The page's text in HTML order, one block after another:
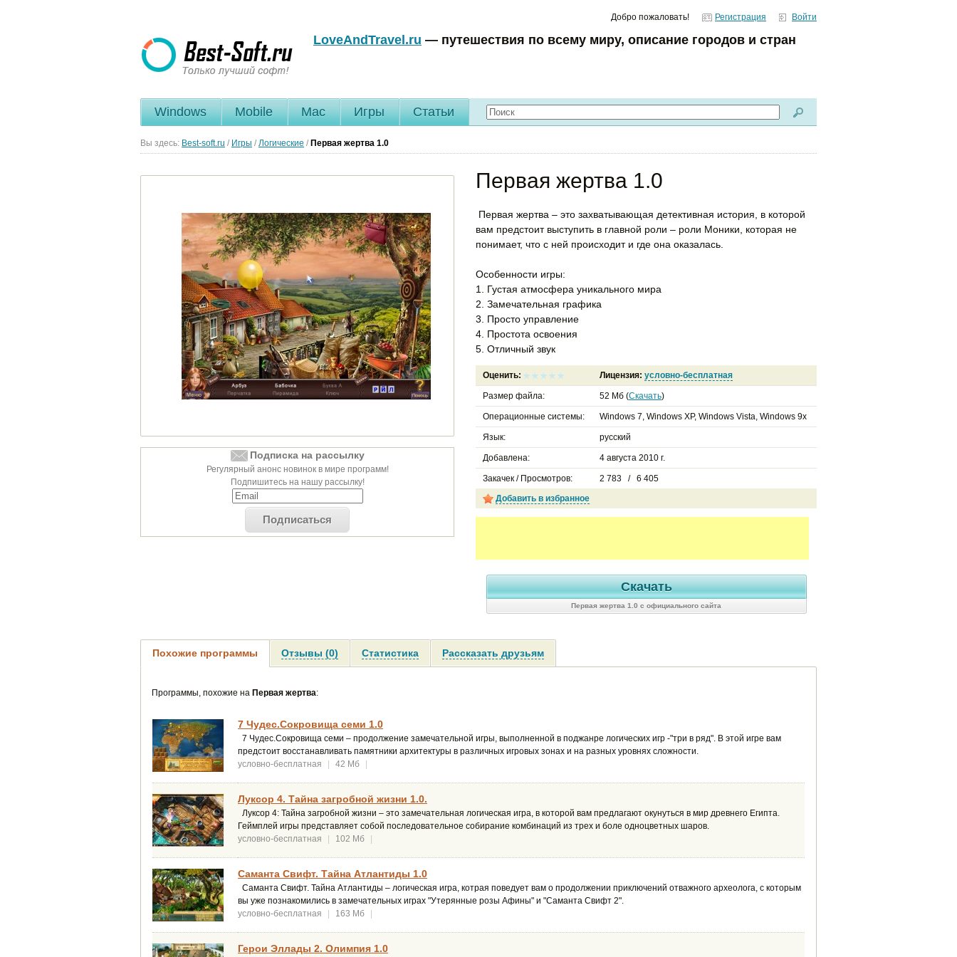
Добро пожаловать! Регистрация Войти
LoveAndTravel.ru — путешествия по всему миру, описание городов и стран
Windows Mobile Mac Игры Статьи
Вы здесь: Best-soft.ru / Игры / Логические / Первая жертва 1.0
Подписка на рассылку
Регулярный анонс новинок в мире программ!
Подпишитесь на нашу рассылку!
Подписаться
Первая жертва 1.0
Первая жертва – это захватывающая детективная история, в которой
вам предстоит выступить в главной роли – роли Моники, которая не
понимает, что с ней происходит и где она оказалась.
Особенности игры:
1. Густая атмосфера уникального мира
2. Замечательная графика
3. Просто управление
4. Простота освоения
5. Отличный звук
Оценить: Лицензия: условно-бесплатная
Размер файла: 52 Мб (Скачать)
Операционные системы: Windows 7, Windows XP, Windows Vista, Windows 9x
Язык: русский
Добавлена: 4 августа 2010 г.
Закачек / Просмотров:
2 783 / 6 405
Добавить в избранное
Скачать
Первая жертва 1.0 с официального сайта
Похожие программы Отзывы (0) Статистика Рассказать друзьям
Программы, похожие на Первая жертва:
7 Чудес.Сокровища семи 1.0
7 Чудес.Сокровища семи – продолжение замечательной игры, выполненной в поджанре логических игр -"три в ряд". В этой игре вам
предстоит восстанавливать памятники архитектуры в различных игровых зонах и на разных уровнях сложности.
условно-бесплатная
| 42 Мб |
Луксор 4. Тайна загробной жизни 1.0.
Луксор 4: Тайна загробной жизни – это замечательная логическая игра, в которой вам предлагают окунуться в мир древнего Египта.
Геймплей игры представляет собой последовательное собирание комбинаций из трех и боле одноцветных шаров.
условно-бесплатная
| 102 Мб |
Саманта Свифт. Тайна Атлантиды 1.0
Саманта Свифт. Тайна Атлантиды – логическая игра, котрая поведует вам о продолжении приключений отважного археолога, с которым
вы уже познакомились в замечательных играх "Утерянные розы Афины" и "Саманта Свифт 2".
условно-бесплатная
| 163 Мб |
Герои Эллады 2. Олимпия 1.0